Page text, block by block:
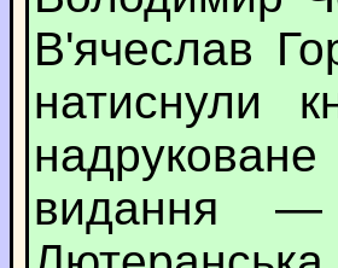
В'ячеслав
натиснули
видання —